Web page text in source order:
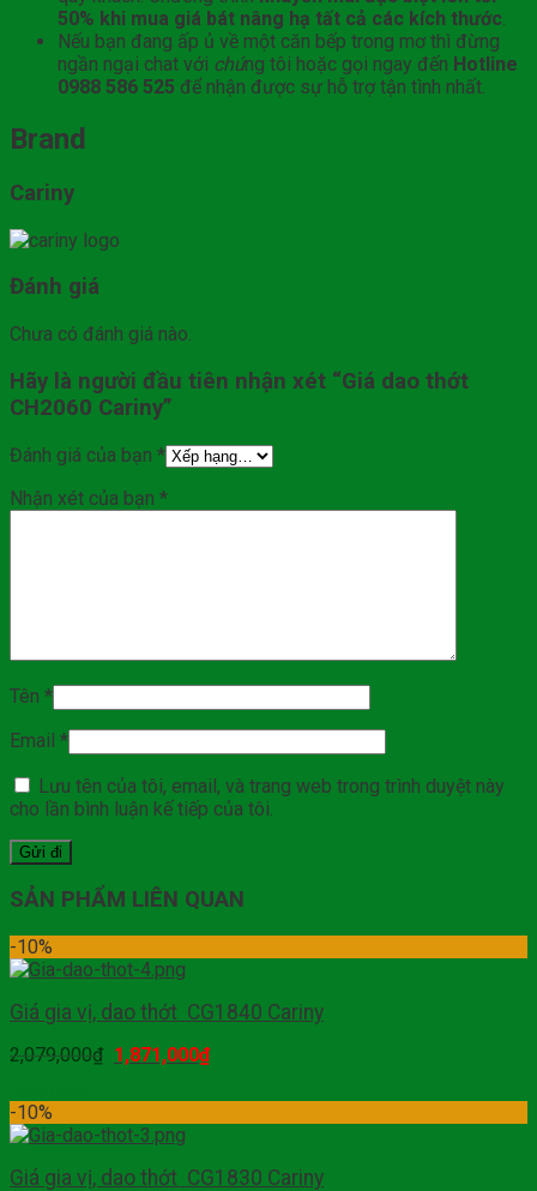
50% khi mua giá bát nâng hạ tất cả các kích thước.
Nếu bạn đang ấp ủ về một căn bếp trong mơ thì đừng
ngần ngại chat với chúng tôi hoặc gọi ngay đến Hotline
0988 586 525 để nhận được sự hỗ trợ tận tình nhất.
Brand
Cariny
Đánh giá
Chưa có đánh giá nào.
Hãy là người đầu tiên nhận xét “Giá dao thớt
CH2060 Cariny”
Đánh giá của bạn *
Nhận xét của bạn *
Tên *
Email *
Lưu tên của tôi, email, và trang web trong trình duyệt này
cho lần bình luận kế tiếp của tôi.
SẢN PHẨM LIÊN QUAN
-10%
Giá gia vị, dao thớt CG1840 Cariny
2,079,000₫ 1,871,000₫
-10%
Giá gia vị, dao thớt CG1830 Cariny